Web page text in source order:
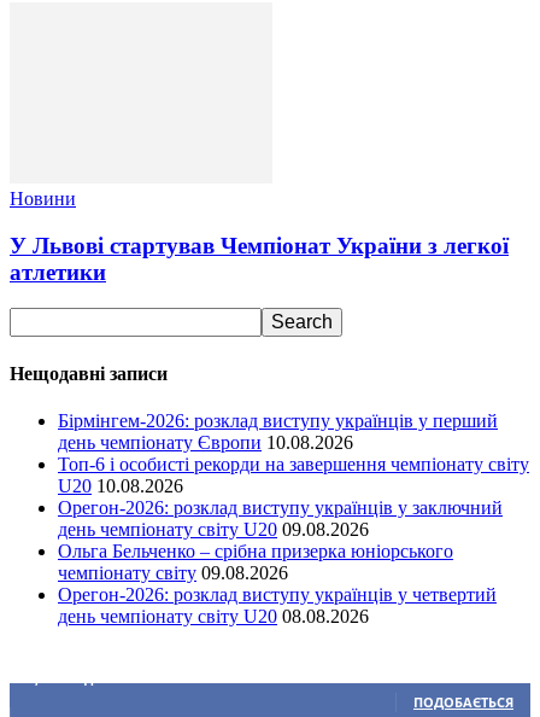
Новини
У Львові стартував Чемпіонат України з легкої
атлетики
Нещодавні записи
Бірмінгем-2026: розклад виступу українців у перший
день чемпіонату Європи 10.08.2026
Топ-6 і особисті рекорди на завершення чемпіонату світу
U20 10.08.2026
Орегон-2026: розклад виступу українців у заключний
день чемпіонату світу U20 09.08.2026
Ольга Бельченко – срібна призерка юніорського
чемпіонату світу 09.08.2026
Орегон-2026: розклад виступу українців у четвертий
день чемпіонату світу U20 08.08.2026
ПОДОБАЄТЬСЯ